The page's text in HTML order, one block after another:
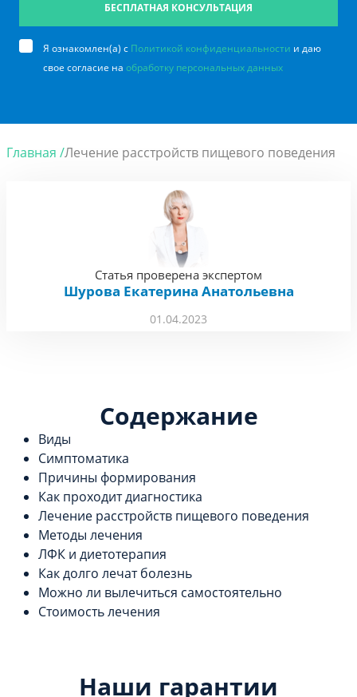
БЕСПЛАТНАЯ КОНСУЛЬТАЦИЯ
Я ознакомлен(а) с Политикой конфиденциальности и даю
свое согласие на обработку персональных данных
Главная /Лечение расстройств пищевого поведения
01.04.2023
Статья проверена экспертом
Шурова Екатерина Анатольевна
Содержание
Виды
Симптоматика
Причины формирования
Как проходит диагностика
Лечение расстройств пищевого поведения
Методы лечения
ЛФК и диетотерапия
Как долго лечат болезнь
Можно ли вылечиться самостоятельно
Стоимость лечения
Наши гарантии